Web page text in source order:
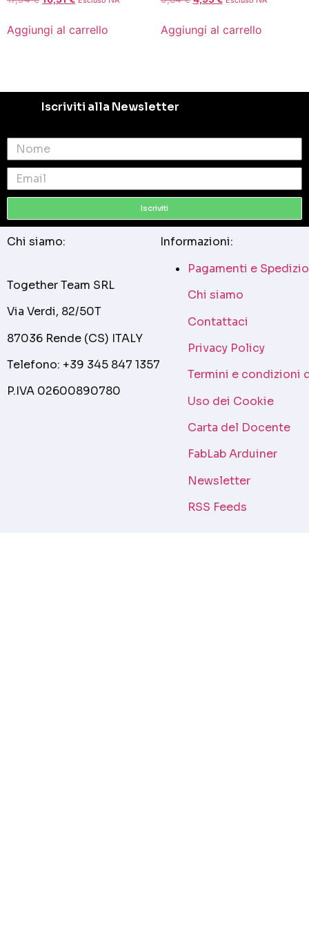
Aggiungi al carrello Aggiungi al carrello
Iscriviti alla Newsletter
Iscriviti
Chi siamo:
Together Team SRL
Via Verdi, 82/50T
87036 Rende (CS) ITALY
Telefono: +39 345 847 1357
P.IVA 02600890780
Informazioni:
Pagamenti e
Chi siamo
Contattaci
Privacy Policy
Termini e condizioni
Uso dei Cookie
Carta del Docente
FabLab Arduiner
Newsletter
RSS Feeds